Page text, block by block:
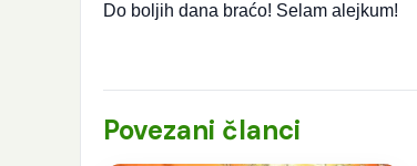
Do boljih dana braćo! Selam alejkum!
Povezani članci